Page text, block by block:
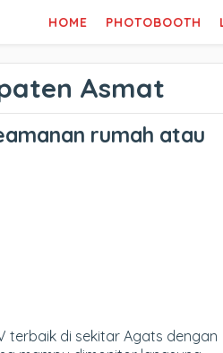
HOME PHOTOBOOTH
Asmat
rumah atau
terbaik di sekitar Agats dengan